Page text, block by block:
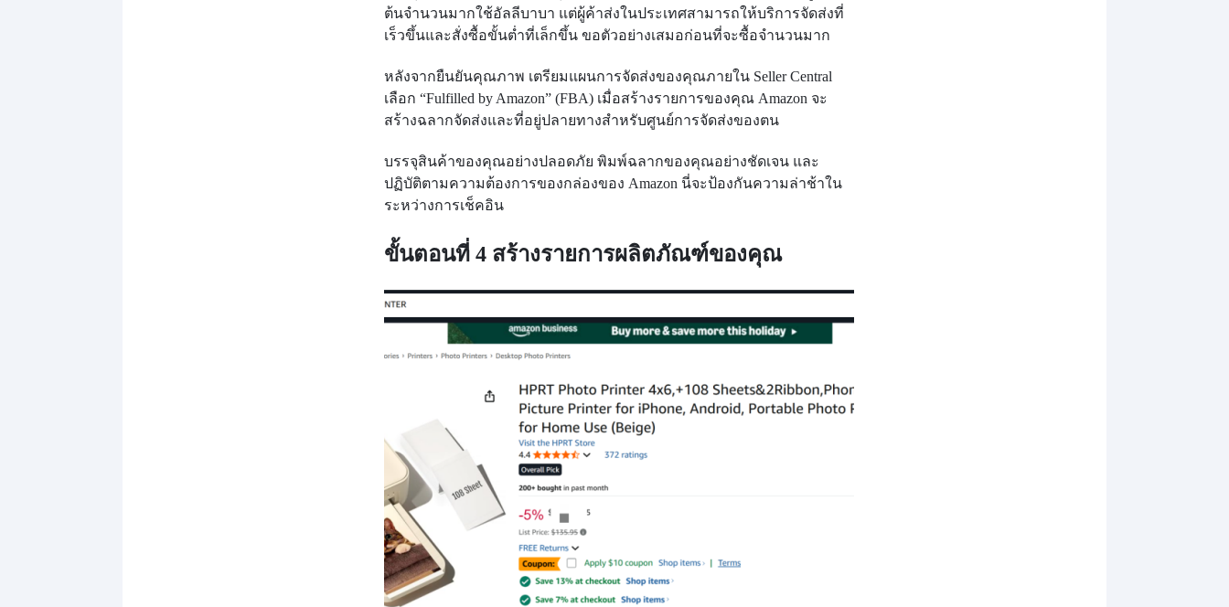
ต้นจำนวนมากใช้อัลลีบาบา แต่ผู้ค้าส่งในประเทศสามารถให้บริการจัดส่งที่
เร็วขึ้นและสั่งซื้อขั้นต่ำที่เล็กขึ้น ขอตัวอย่างเสมอก่อนที่จะซื้อจำนวนมาก
หลังจากยืนยันคุณภาพ เตรียมแผนการจัดส่งของคุณภายใน Seller Central
เลือก “Fulfilled by Amazon” (FBA) เมื่อสร้างรายการของคุณ Amazon จะ
สร้างฉลากจัดส่งและที่อยู่ปลายทางสําหรับศูนย์การจัดส่งของตน
บรรจุสินค้าของคุณอย่างปลอดภัย พิมพ์ฉลากของคุณอย่างชัดเจน และ
ปฏิบัติตามความต้องการของกล่องของ Amazon นี่จะป้องกันความล่าช้าใน
ระหว่างการเช็คอิน
ขั้นตอนที่ 4 สร้างรายการผลิตภัณฑ์ของคุณ